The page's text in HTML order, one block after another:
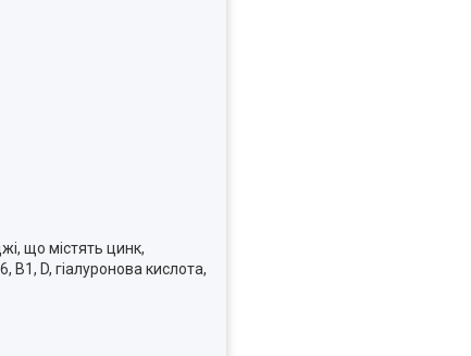
що містять цинк,
В1, D, гіалуронова кислота,